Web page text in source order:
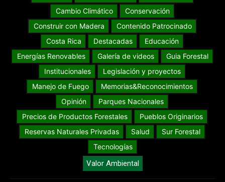
Cambio Climático
Conservación
Construir con Madera
Contenido Patrocinado
Costa Rica
Destacadas
Educación
Energías Renovables
Galería de videos
Guia Forestal
Institucionales
Legislación y proyectos
Manejo de Fuego
Memorias&Reconocimientos
Opinión
Parques Nacionales
Precios de Productos Forestales
Pueblos Originarios
Reservas Naturales Privadas
Salud
Sur Forestal
Tecnologías
Valor Ambiental